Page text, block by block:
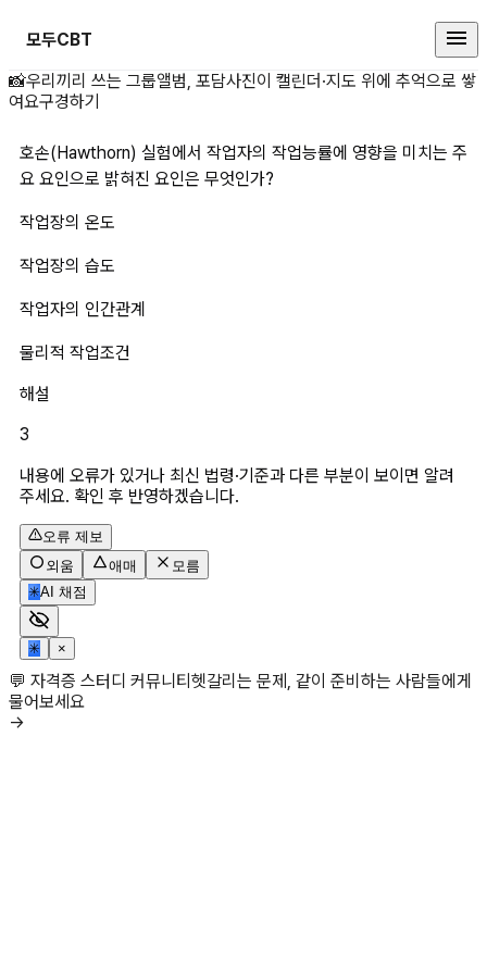
모두CBT
호손(Hawthorn) 실험에서 작업자
📸우리끼리 쓰는 그룹앨범, 포담사진이 캘린더·지도 위에 추억으로 쌓
여요구경하기
호손(Hawthorn) 실험에서 작업자의 작업능률에 영향을 미치는 주
요 요인으로 밝혀진 요인은 무엇인가?
작업장의 온도
작업장의 습도
작업자의 인간관계
물리적 작업조건
해설
3
내용에 오류가 있거나 최신 법령·기준과 다른 부분이 보이면 알려
주세요. 확인 후 반영하겠습니다.
오류 제보
외움
애매
모름
✳AI 채점
✳ ×
💬 자격증 스터디 커뮤니티헷갈리는 문제, 같이 준비하는 사람들에게
물어보세요
→